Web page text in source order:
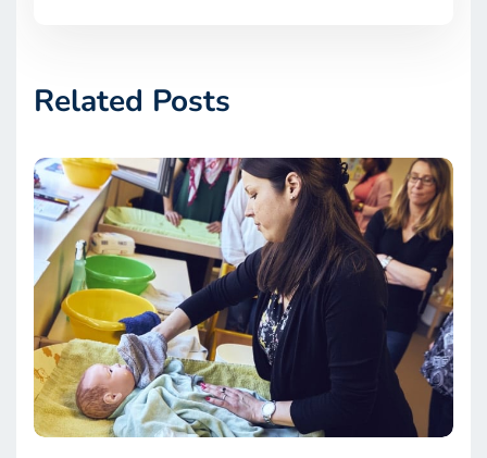
Related Posts